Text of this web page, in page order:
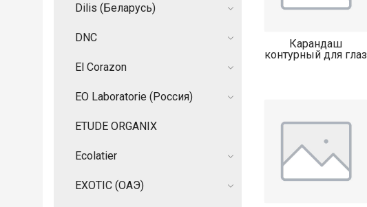
Карандаш
контурный для глаз
Dilis (Беларусь)
DNC
El Corazon
EO Laboratorie (Россия)
ETUDE ORGANIX
Ecolatier
EXOTIC (ОАЭ)